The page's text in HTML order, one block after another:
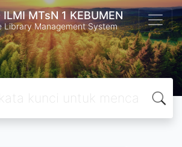
MTsN 1 KEBUMEN
Library Management System